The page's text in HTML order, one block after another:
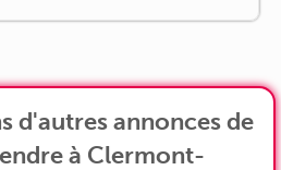
d'autres annonces de
à Clermont-